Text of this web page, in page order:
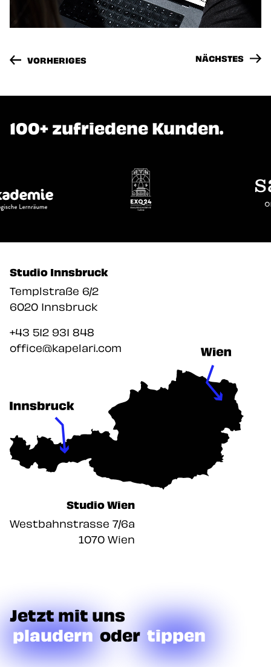
VORHERIGES"EXQ23 – EXKURSIONSREISE" ANSEHEN
NÄCHSTES
Unsere Werbeagentur hat
100+ zufriedene Kunden.
Unsere
Studio Innsbruck
Templstraße 6/2
6020 Innsbruck
+43 512 931 848
office@kapelari.com
Studio Wien
Westbahnstrasse 7/6a
1070 Wien
Jetzt mit uns
plaudern oder tippen